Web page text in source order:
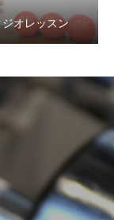
オレッスン